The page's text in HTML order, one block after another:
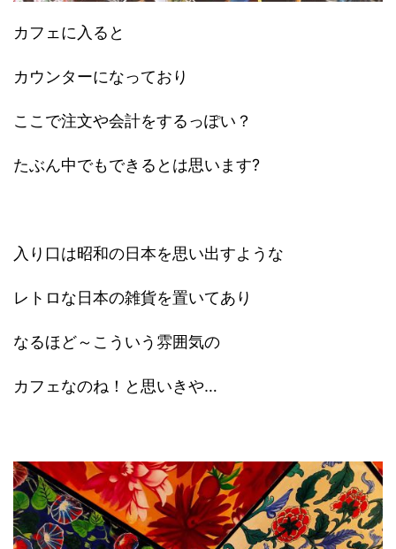
カフェに入ると
カウンターになっており
ここで注文や会計をするっぽい？
たぶん中でもできるとは思います?
入り口は昭和の日本を思い出すような
レトロな日本の雑貨を置いてあり
なるほど～こういう雰囲気の
カフェなのね！と思いきや…